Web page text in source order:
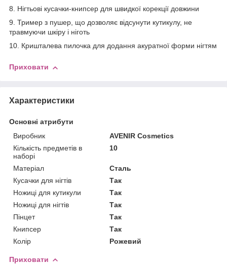
8. Нігтьові кусачки-книпсер для швидкої корекції довжини
9. Тример з пушер, що дозволяє відсунути кутикулу, не
травмуючи шкіру і ніготь
10. Кришталева пилочка для додання акуратної форми нігтям
Приховати
Характеристики
Основні атрибути
Виробник
AVENIR Cosmetics
Кількість предметів в
наборі
10
Матеріал
Сталь
Кусачки для нігтів
Так
Ножиці для кутикули
Так
Ножиці для нігтів
Так
Пінцет
Так
Книпсер
Так
Колір
Рожевий
Приховати